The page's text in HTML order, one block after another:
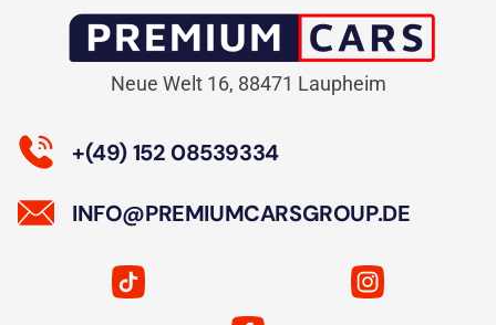
Neue Welt 16, 88471 Laupheim
+(49) 152 08539334
INFO@PREMIUMCARS­GROUP.DE